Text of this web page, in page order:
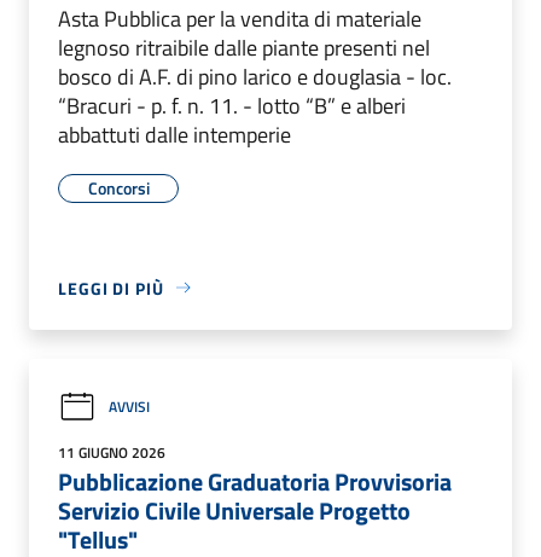
Asta Pubblica per la vendita di materiale
legnoso ritraibile dalle piante presenti nel
bosco di A.F. di pino larico e douglasia - loc.
“Bracuri - p. f. n. 11. - lotto “B” e alberi
abbattuti dalle intemperie
Concorsi
LEGGI DI PIÙ
AVVISI
11 GIUGNO 2026
Pubblicazione Graduatoria Provvisoria
Servizio Civile Universale Progetto
"Tellus"